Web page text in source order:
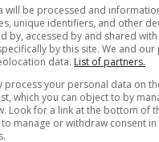
per aver
guerre del
will be processed and
unique identifiers, and other
by, accessed by and shared
by this site. We and
data. List of partners.
process your personal data on
which you can object to by
Look for a link at the bottom of
manage or withdraw consent